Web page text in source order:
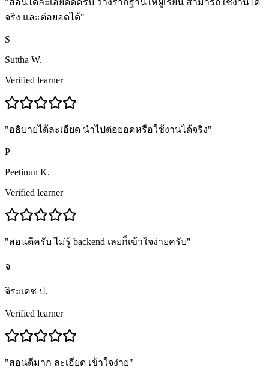
"สอนได้ละเอียดดีครับ วางรากฐานให้ผู้เรียน สามารถใช้งานได้
จริง และต่อยอดได้"
S
Suttha W.
Verified learner
"อธิบายได้ละเอียด นำไปต่อยอดหรือใช้งานได้จริง"
P
Peetinun K.
Verified learner
"สอนดีครับ ไม่รู้ backend เลยก็เข้าใจง่ายครับ"
จ
จิระเดช ป.
Verified learner
"สอนดีมาก ละเอียด เข้าใจง่าย"